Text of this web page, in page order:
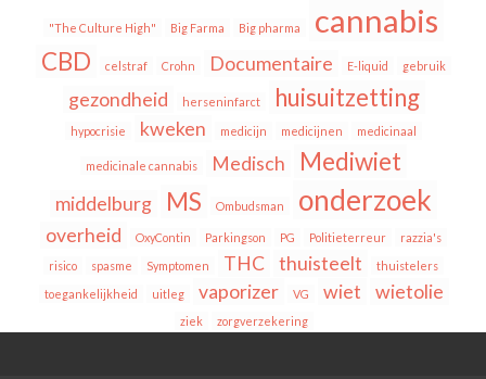
"The Culture High" Big Farma Big pharma cannabis
CBD celstraf Crohn Documentaire E-liquid gebruik
gezondheid herseninfarct huisuitzetting
hypocrisie kweken medicijn medicijnen medicinaal
medicinale cannabis Medisch Mediwiet
middelburg MS Ombudsman onderzoek
overheid OxyContin Parkingson PG Politieterreur
razzia's
risico
spasme Symptomen THC thuisteelt
thuistelers
toegankelijkheid
uitleg vaporizer VG wiet wietolie
ziek zorgverzekering